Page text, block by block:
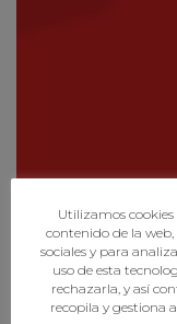
Utilizamos
contenido de la
sociales y para
uso de esta
rechazarla, y así
recopila y gestiona